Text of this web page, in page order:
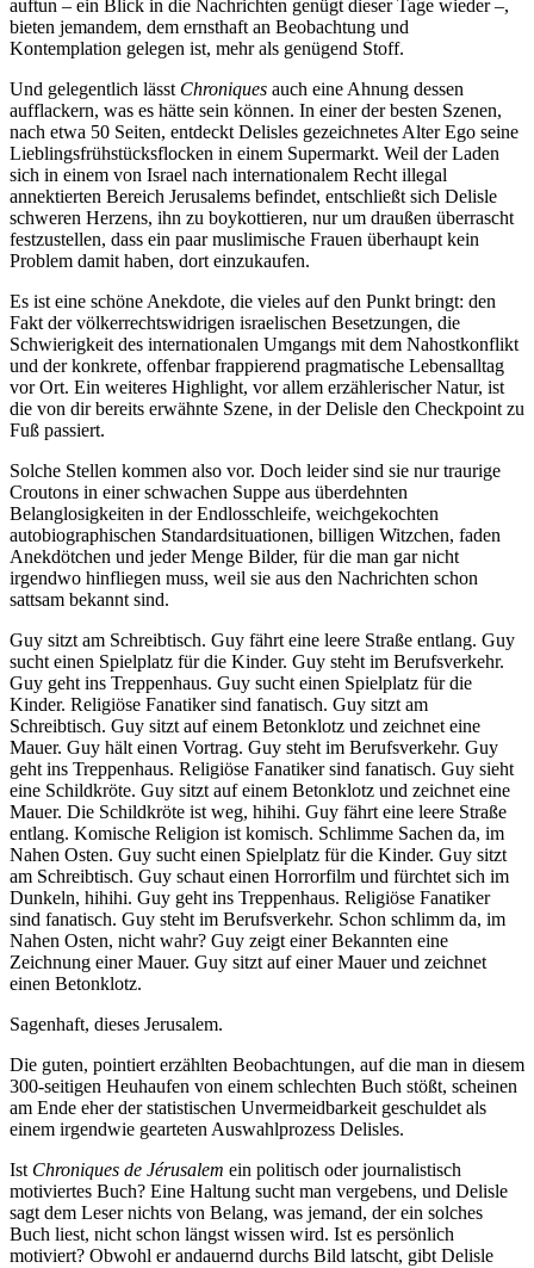
auftun – ein Blick in die Nachrichten genügt dieser Tage wieder –,
bieten jemandem, dem ernsthaft an Beobachtung und
Kontemplation gelegen ist, mehr als genügend Stoff.
Und gelegentlich lässt Chroniques auch eine Ahnung dessen
aufflackern, was es hätte sein können. In einer der besten Szenen,
nach etwa 50 Seiten, entdeckt Delisles gezeichnetes Alter Ego seine
Lieblingsfrühstücksflocken in einem Supermarkt. Weil der Laden
sich in einem von Israel nach internationalem Recht illegal
annektierten Bereich Jerusalems befindet, entschließt sich Delisle
schweren Herzens, ihn zu boykottieren, nur um draußen überrascht
festzustellen, dass ein paar muslimische Frauen überhaupt kein
Problem damit haben, dort einzukaufen.
Es ist eine schöne Anekdote, die vieles auf den Punkt bringt: den
Fakt der völkerrechtswidrigen israelischen Besetzungen, die
Schwierigkeit des internationalen Umgangs mit dem Nahostkonflikt
und der konkrete, offenbar frappierend pragmatische Lebensalltag
vor Ort. Ein weiteres Highlight, vor allem erzählerischer Natur, ist
die von dir bereits erwähnte Szene, in der Delisle den Checkpoint zu
Fuß passiert.
Solche Stellen kommen also vor. Doch leider sind sie nur traurige
Croutons in einer schwachen Suppe aus überdehnten
Belanglosigkeiten in der Endlosschleife, weichgekochten
autobiographischen Standardsituationen, billigen Witzchen, faden
Anekdötchen und jeder Menge Bilder, für die man gar nicht
irgendwo hinfliegen muss, weil sie aus den Nachrichten schon
sattsam bekannt sind.
Guy sitzt am Schreibtisch. Guy fährt eine leere Straße entlang. Guy
sucht einen Spielplatz für die Kinder. Guy steht im Berufsverkehr.
Guy geht ins Treppenhaus. Guy sucht einen Spielplatz für die
Kinder. Religiöse Fanatiker sind fanatisch. Guy sitzt am
Schreibtisch. Guy sitzt auf einem Betonklotz und zeichnet eine
Mauer. Guy hält einen Vortrag. Guy steht im Berufsverkehr. Guy
geht ins Treppenhaus. Religiöse Fanatiker sind fanatisch. Guy sieht
eine Schildkröte. Guy sitzt auf einem Betonklotz und zeichnet eine
Mauer. Die Schildkröte ist weg, hihihi. Guy fährt eine leere Straße
entlang. Komische Religion ist komisch. Schlimme Sachen da, im
Nahen Osten. Guy sucht einen Spielplatz für die Kinder. Guy sitzt
am Schreibtisch. Guy schaut einen Horrorfilm und fürchtet sich im
Dunkeln, hihihi. Guy geht ins Treppenhaus. Religiöse Fanatiker
sind fanatisch. Guy steht im Berufsverkehr. Schon schlimm da, im
Nahen Osten, nicht wahr? Guy zeigt einer Bekannten eine
Zeichnung einer Mauer. Guy sitzt auf einer Mauer und zeichnet
einen Betonklotz.
Sagenhaft, dieses Jerusalem.
Die guten, pointiert erzählten Beobachtungen, auf die man in diesem
300-seitigen Heuhaufen von einem schlechten Buch stößt, scheinen
am Ende eher der statistischen Unvermeidbarkeit geschuldet als
einem irgendwie gearteten Auswahlprozess Delisles.
Ist Chroniques de Jérusalem ein politisch oder journalistisch
motiviertes Buch? Eine Haltung sucht man vergebens, und Delisle
sagt dem Leser nichts von Belang, was jemand, der ein solches
Buch liest, nicht schon längst wissen wird. Ist es persönlich
motiviert? Obwohl er andauernd durchs Bild latscht, gibt Delisle